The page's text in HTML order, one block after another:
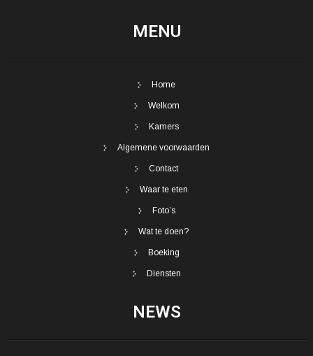
MENU
Home
Welkom
Kamers
Algemene voorwaarden
Contact
Waar te eten
Foto’s
Wat te doen?
Boeking
Diensten
NEWS